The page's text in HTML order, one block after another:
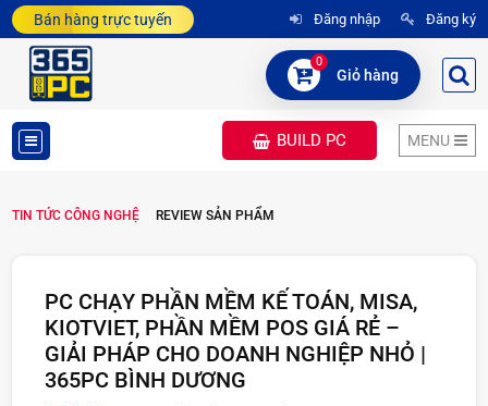
Bán hàng trực tuyến Đăng nhập Đăng ký
0
Giỏ hàng
MỤC
PHẨM
MENU
BUILD PC
TIN TỨC CÔNG NGHỆ REVIEW SẢN PHẨM
PC CHẠY PHẦN MỀM KẾ TOÁN, MISA,
KIOTVIET, PHẦN MỀM POS GIÁ RẺ –
GIẢI PHÁP CHO DOANH NGHIỆP NHỎ |
365PC BÌNH DƯƠNG